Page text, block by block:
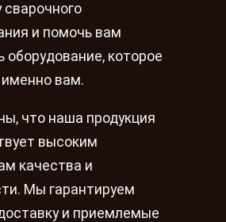
сварочного
и помочь вам
оборудование, которое
вам.
что наша продукция
высоким
качества и
Мы гарантируем
и приемлемые